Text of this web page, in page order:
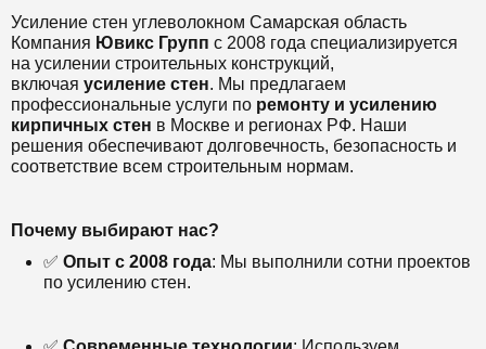
Усиление стен углеволокном Самарская область
Компания Ювикс Групп с 2008 года специализируется
на усилении строительных конструкций,
включая усиление стен. Мы предлагаем
профессиональные услуги по ремонту и усилению
кирпичных стен в Москве и регионах РФ. Наши
решения обеспечивают долговечность, безопасность и
соответствие всем строительным нормам.
Почему выбирают нас?
✅ Опыт с 2008 года: Мы выполнили сотни проектов
по усилению стен.